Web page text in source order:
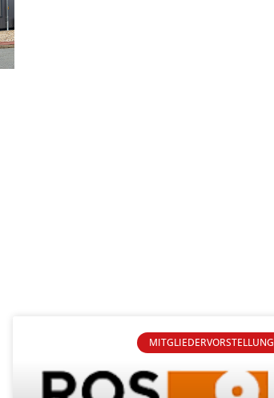
MITGLIEDERVORSTELLUNG